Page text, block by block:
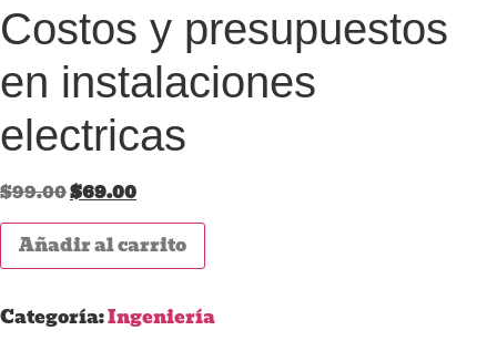
Costos y presupuestos
en instalaciones
electricas
$99.00$69.00
Añadir al carrito
Categoría:Ingeniería